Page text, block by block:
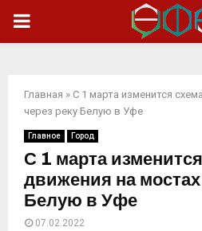
ОСНОВНОЕ
Главная » С 1 марта изменится
через реку Белую в Уфе
Главное Город
С 1 марта
движения на мостах
Белую в Уфе
07.02.2022